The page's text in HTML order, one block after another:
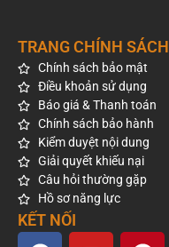
TRANG CHÍNH SÁCH
Chính sách bảo mật
Điều khoản sử dụng
Báo giá & Thanh toán
Chính sách bảo hành
Kiểm duyệt nội dung
Giải quyết khiếu nại
Câu hỏi thường gặp
Hồ sơ năng lực
KẾT NỐI